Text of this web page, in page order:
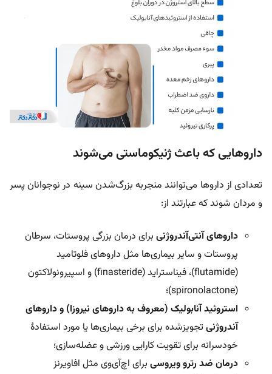
داروهایی که باعث ژنیکوماستی می‌شوند
تعدادی از داروها می‌توانند منجربه بزرگ‌شدن سینه در نوجوانان پسر
و مردان شوند که عبارتند از:
داروهای آنتی‌آندروژنی برای درمان بزرگی پروستات، سرطان
پروستات و سایر بیماری‌ها مثل داروهای فلوتامید
(flutamide)، فیناستراید (finasteride) و اسپیرونولاکتون
(spironolactone)؛
استروئید آنابولیک (معروف به داروهای نیروزا) و داروهای
آندروژنیتجویزشده برای برخی بیماری‌ها یا مورد استفادۀ
خودسرانه برای تقویت کارایی ورزشی و عضله‌سازی؛
درمان ضد رترو ویروسی برای اچ‌آی‌وی مثل افاویرنز